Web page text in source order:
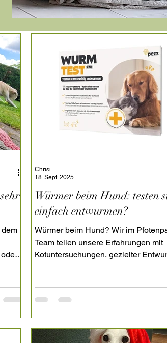
Würmer beim Hund: testen
einfach entwurmen?
Würmer beim Hund? Wir im
Team teilen unsere Erfahrungen mit
Kotuntersuchungen, gezielter
Chrisi
18. Sept. 2025